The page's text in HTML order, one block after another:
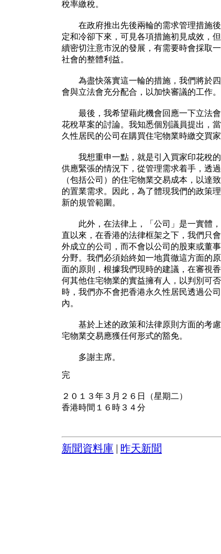
稅率繳稅。
在政府推出先後兩輪的需求管理措施後
定和冷卻下來，可見各項措施初見成效，
續密切注意市況的發展，有需要時會採取
社會的整體利益。
為盡快落實這一輪的措施，我們將於四
會與立法會充分配合，以加快審議的工作。
最後，我希望藉此機會回應一下立法會
花稅草案的討論。我知悉個別議員提出，
久性居民的公司在購買住宅物業時繳交買
我想重申一點，就是引入買家印花稅的
供應緊張的情況下，從管理需求着手，透
（包括公司）的住宅物業交易成本，以達
的置業需求。因此，為了體現我們的政策
新的規管範圍。
此外，在法律上，「公司」是一實體，
直以來，在香港的法律框架之下，我們只
外成立的公司，而不會以公司的股東或董
分野。我們必須始終如一地貫徹這方面的
面的原則，根據我們現時的建議，在審視
何其他住宅物業的實益擁有人，以判別可
時，我們亦不會把香港永久性居民透過公
內。
基於上述的政策和法律原則方面的考慮
宅物業交易應獲任何形式的豁免。
多謝主席。
完
２０１３年３月２６日（星期二）
香港時間１６時３４分
新聞資料庫 昨天新聞